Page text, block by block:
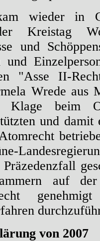
wieder in
der Kreistag
und
"Asse II-
Wrede aus
beim
und damit
auf der
von 2007